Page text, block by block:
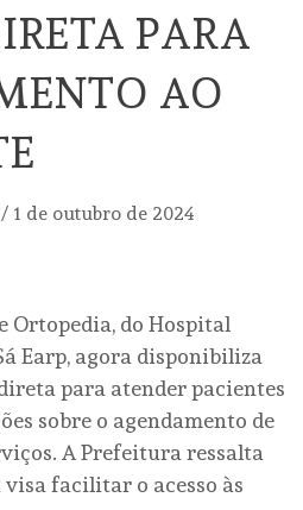
PARA
AO
/ 1 de outubro de 2024
Ortopedia, do Hospital
Earp, agora disponibiliza
para atender pacientes
sobre o agendamento de
A Prefeitura ressalta
visa facilitar o acesso às